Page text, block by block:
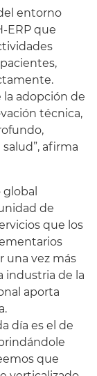
entorno
ERP que
la adopción de
técnica,
afirma
de
que los
una vez más
industria de la
aporta
día es el de
que